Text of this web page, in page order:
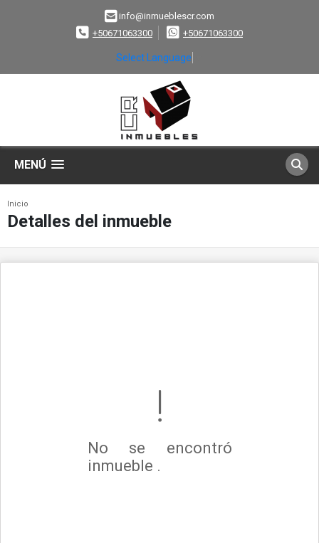
info@inmueblescr.com
+50671063300
+50671063300
Select Language
MENÚ
Inicio
Detalles del inmueble
No se encontró
inmueble .